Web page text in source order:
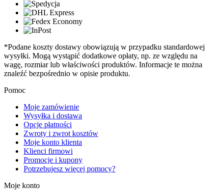
*Podane koszty dostawy obowiązują w przypadku standardowej
wysyłki. Mogą wystąpić dodatkowe opłaty, np. ze względu na
wagę, rozmiar lub właściwości produktów. Informacje te można
znaleźć bezpośrednio w opisie produktu.
Pomoc
Moje zamówienie
Wysyłka i dostawa
Opcje płatności
Zwroty i zwrot kosztów
Moje konto klienta
Klienci firmowi
Promocje i kupony
Potrzebujesz więcej pomocy?
Moje konto